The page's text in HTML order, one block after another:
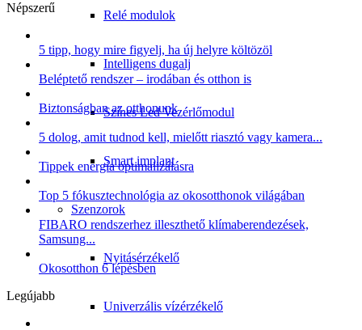
Relé modulok
Intelligens dugalj
Színes Led Vezérlőmodul
Smart implant
Szenzorok
Nyitásérzékelő
Univerzális vízérzékelő
Népszerű
5 tipp, hogy mire figyelj, ha új helyre költözöl
Beléptető rendszer – irodában és otthon is
Biztonságban az otthonunk
5 dolog, amit tudnod kell, mielőtt riasztó vagy kamera...
Tippek energia optimalizálásra
Top 5 fókusztechnológia az okosotthonok világában
FIBARO rendszerhez illeszthető klímaberendezések,
Samsung...
Okosotthon 6 lépésben
Legújabb